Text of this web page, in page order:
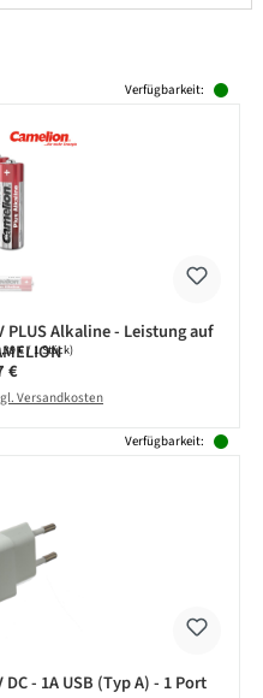
Verfügbarkeit:
PLUS Alkaline - Leistung auf
€ / 1 Stück)
Preis:
€
Versandkosten
Verfügbarkeit:
- 1A USB (Typ A) - 1 Port